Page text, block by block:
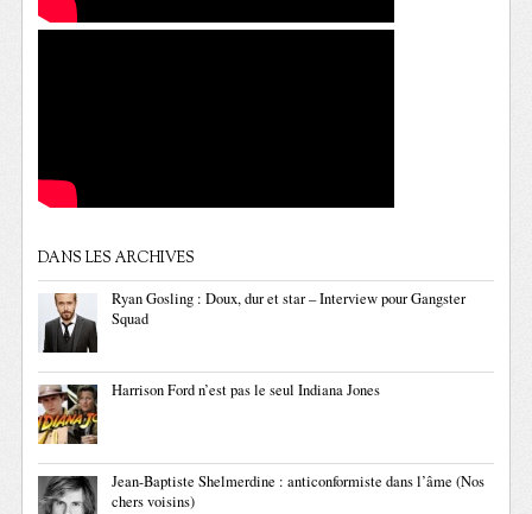
DANS LES ARCHIVES
Ryan Gosling : Doux, dur et star – Interview pour Gangster
Squad
Harrison Ford n’est pas le seul Indiana Jones
Jean-Baptiste Shelmerdine : anticonformiste dans l’âme (Nos
chers voisins)